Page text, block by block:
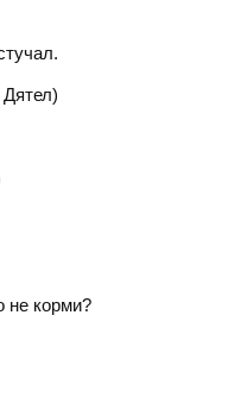
не корми?